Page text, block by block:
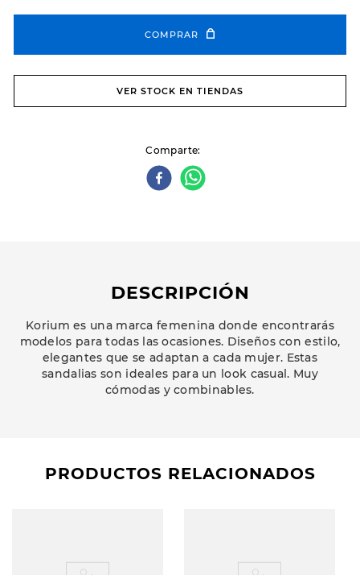
COMPRAR
VER STOCK EN TIENDAS
Comparte
DESCRIPCIÓN
Korium es una marca femenina donde encontrarás
modelos para todas las ocasiones. Diseños con estilo,
elegantes que se adaptan a cada mujer. Estas
sandalias son ideales para un look casual. Muy
cómodas y combinables.
PRODUCTOS RELACIONADOS